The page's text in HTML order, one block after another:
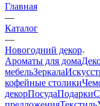
Главная
—
Каталог
—
Новогодний декор
Ароматы для дома
мебельЗеркала
кофейные столики
декорПосудаПодарки